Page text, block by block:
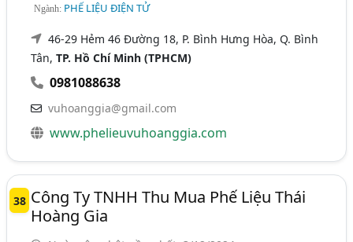
Ngành: PHẾ LIỆU ĐIỆN TỬ
46-29 Hẻm 46 Đường 18, P. Bình Hưng Hòa, Q. Bình
Tân,TP. Hồ Chí Minh (TPHCM)
0981088638
vuhoanggia@gmail.com
www.phelieuvuhoanggia.com
38 Công Ty TNHH Thu Mua Phế Liệu Thái
Hoàng Gia